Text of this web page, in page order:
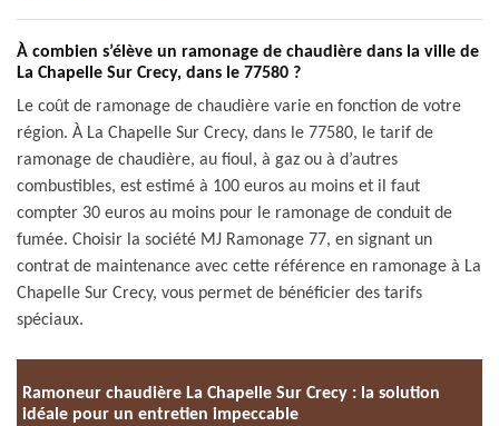
À combien s’élève un ramonage de chaudière dans la ville de
La Chapelle Sur Crecy, dans le 77580 ?
Le coût de ramonage de chaudière varie en fonction de votre
région. À La Chapelle Sur Crecy, dans le 77580, le tarif de
ramonage de chaudière, au fioul, à gaz ou à d’autres
combustibles, est estimé à 100 euros au moins et il faut
compter 30 euros au moins pour le ramonage de conduit de
fumée. Choisir la société MJ Ramonage 77, en signant un
contrat de maintenance avec cette référence en ramonage à La
Chapelle Sur Crecy, vous permet de bénéficier des tarifs
spéciaux.
Ramoneur chaudière La Chapelle Sur Crecy : la solution
idéale pour un entretien impeccable